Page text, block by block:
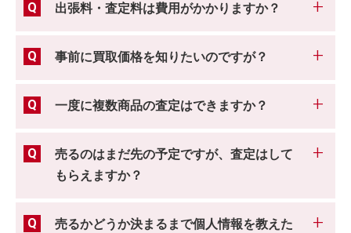
出張料・査定料は費用がかかりますか？
事前に買取価格を知りたいのですが？
一度に複数商品の査定はできますか？
売るのはまだ先の予定ですが、査定はして
もらえますか？
売るかどうか決まるまで個人情報を教えた